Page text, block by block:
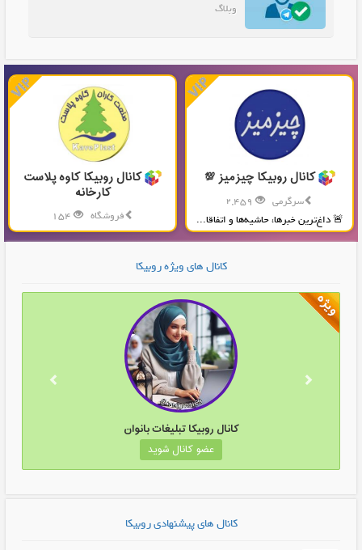
وبلاگ
کانال روبیکا چیزمیز 💯
سرگرمی
🚨 داغ‌ترین خبرها، حاشیه‌ها و اتفاقا...
کانال روبیکا کاوه پلاست
کارخانه
فروشگاه
تولید و پخش محصولات پلاستیکی...
کانال های ویژه روبیکا
کانال روبیکا تبلیغات بانوان
عضو کانال شوید
کانال های پیشنهادی روبیکا